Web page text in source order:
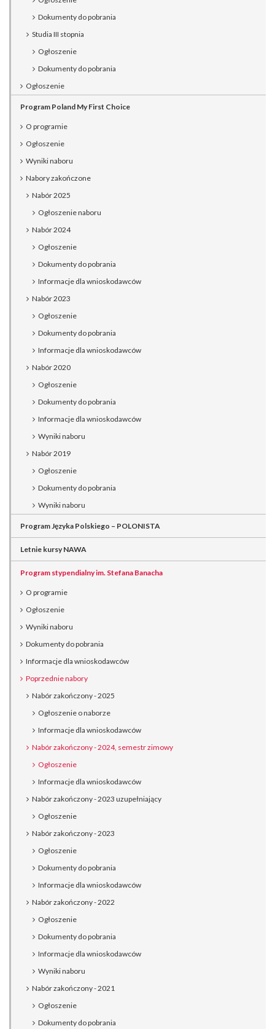
Dokumenty do pobrania
Studia III stopnia
Ogłoszenie
Dokumenty do pobrania
Ogłoszenie
Program Poland My First Choice
O programie
Ogłoszenie
Wyniki naboru
Nabory zakończone
Nabór 2025
Ogłoszenie naboru
Nabór 2024
Ogłoszenie
Dokumenty do pobrania
Informacje dla wnioskodawców
Nabór 2023
Ogłoszenie
Dokumenty do pobrania
Informacje dla wnioskodawców
Nabór 2020
Ogłoszenie
Dokumenty do pobrania
Informacje dla wnioskodawców
Wyniki naboru
Nabór 2019
Ogłoszenie
Dokumenty do pobrania
Wyniki naboru
Program Języka Polskiego – POLONISTA
Letnie kursy NAWA
Program stypendialny im. Stefana Banacha
O programie
Ogłoszenie
Wyniki naboru
Dokumenty do pobrania
Informacje dla wnioskodawców
Poprzednie nabory
Nabór zakończony - 2025
Ogłoszenie o naborze
Informacje dla wnioskodawców
Nabór zakończony - 2024, semestr zimowy
Ogłoszenie
Informacje dla wnioskodawców
Nabór zakończony - 2023 uzupełniający
Ogłoszenie
Nabór zakończony - 2023
Ogłoszenie
Dokumenty do pobrania
Informacje dla wnioskodawców
Nabór zakończony - 2022
Ogłoszenie
Dokumenty do pobrania
Informacje dla wnioskodawców
Wyniki naboru
Nabór zakończony - 2021
Ogłoszenie
Dokumenty do pobrania